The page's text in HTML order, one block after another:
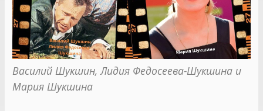
Василий Шукшин, Лидия Федосеева-Шукшина и
Мария Шукшина